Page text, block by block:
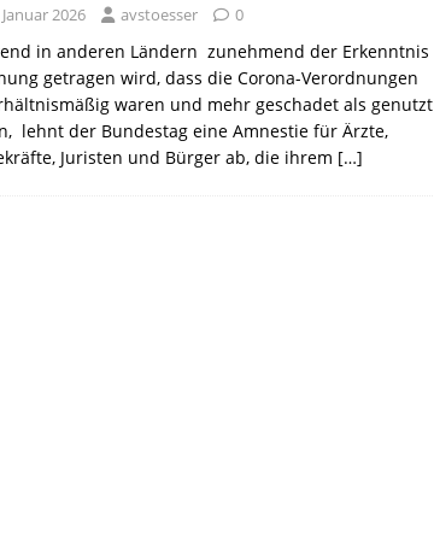
verzweifelten Angehörigen
ALLGEMEIN
im Deutschlandfunk
CORONAMASSNAHMEN
in der Pflege – unter dem Deckmantel der Verschwiegenheit
Januar 2026 avstoesser 0
in anderen Ländern zunehmend der Erkenntnis
getragen wird, dass die Corona-Verordnungen
waren und mehr geschadet als genutzt
lehnt der Bundestag eine Amnestie für Ärzte,
Juristen und Bürger ab, die ihrem […]